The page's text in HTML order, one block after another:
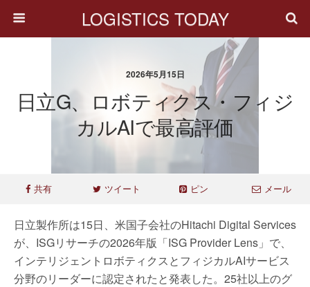
LOGISTICS TODAY
2026年5月15日
日立G、ロボティクス・フィジ
カルAIで最高評価
共有 ツイート ピン メール
日立製作所は15日、米国子会社のHitachi Digital Services
が、ISGリサーチの2026年版「ISG Provider Lens」で、
インテリジェントロボティクスとフィジカルAIサービス
分野のリーダーに認定されたと発表した。25社以上のグ